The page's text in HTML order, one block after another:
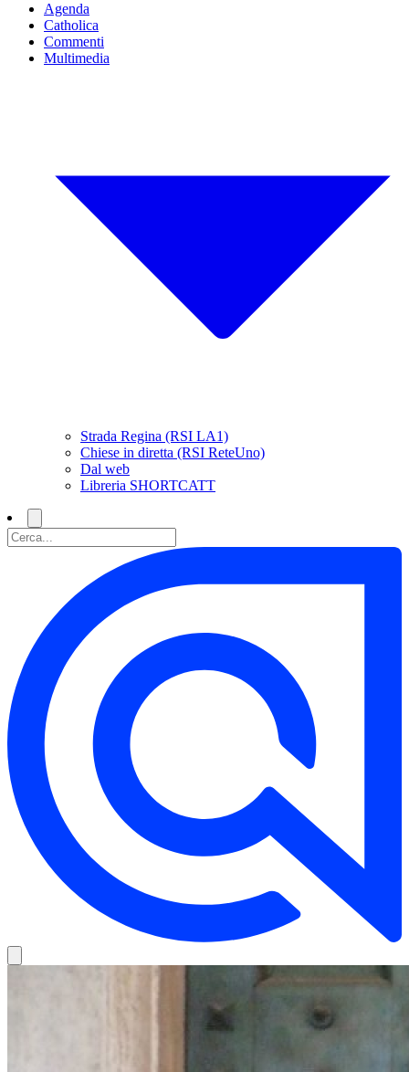
Agenda
Catholica
Commenti
Multimedia
Strada Regina (RSI LA1)
Chiese in diretta (RSI ReteUno)
Dal web
Libreria SHORTCATT